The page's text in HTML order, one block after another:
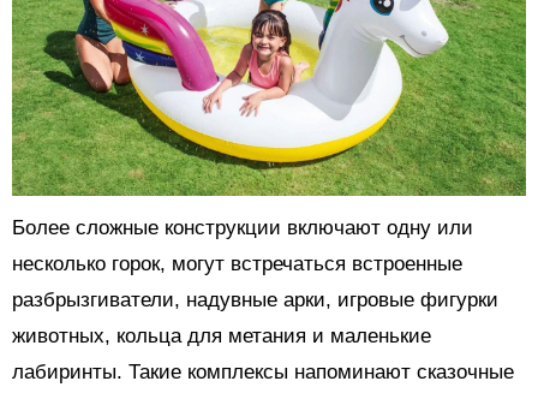
Более сложные конструкции включают одну или
несколько горок, могут встречаться встроенные
разбрызгиватели, надувные арки, игровые фигурки
животных, кольца для метания и маленькие
лабиринты. Такие комплексы напоминают сказочные